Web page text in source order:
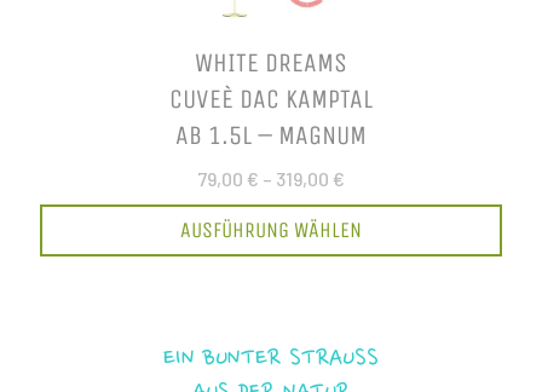
WHITE DREAMS
CUVEÈ DAC KAMPTAL
AB 1.5L – MAGNUM
79,00 € – 319,00 €
AUSFÜHRUNG WÄHLEN
EIN BUNTER STRAUSS